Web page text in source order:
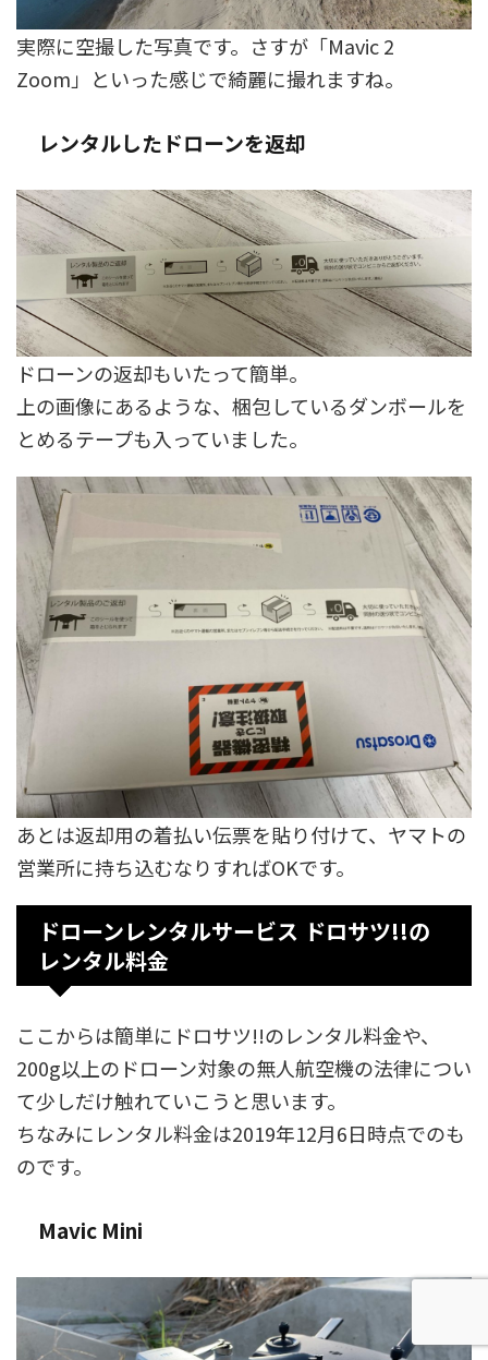
実際に空撮した写真です。さすが「Mavic 2
Zoom」といった感じで綺麗に撮れますね。
レンタルしたドローンを返却
ドローンの返却もいたって簡単。
上の画像にあるような、梱包しているダンボールを
とめるテープも入っていました。
あとは返却用の着払い伝票を貼り付けて、ヤマトの
営業所に持ち込むなりすればOKです。
ドローンレンタルサービス ドロサツ!!の
レンタル料金
ここからは簡単にドロサツ!!のレンタル料金や、
200g以上のドローン対象の無人航空機の法律につい
て少しだけ触れていこうと思います。
ちなみにレンタル料金は2019年12月6日時点でのも
のです。
Mavic Mini